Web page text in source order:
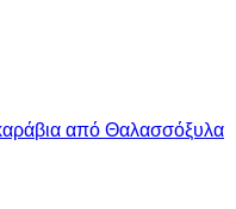
από Θαλασσόξυλα